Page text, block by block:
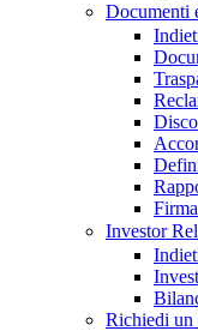
Documenti
Investor
Richiedi un